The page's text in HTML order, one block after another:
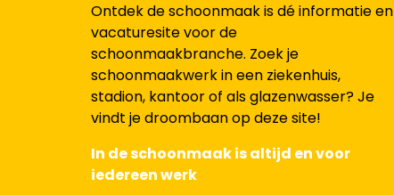
Ontdek de schoonmaak is dé informatie en
vacaturesite voor de
schoonmaakbranche. Zoek je
schoonmaakwerk in een ziekenhuis,
stadion, kantoor of als glazenwasser? Je
vindt je droombaan op deze site!
In de schoonmaak is altijd en voor
iedereen werk